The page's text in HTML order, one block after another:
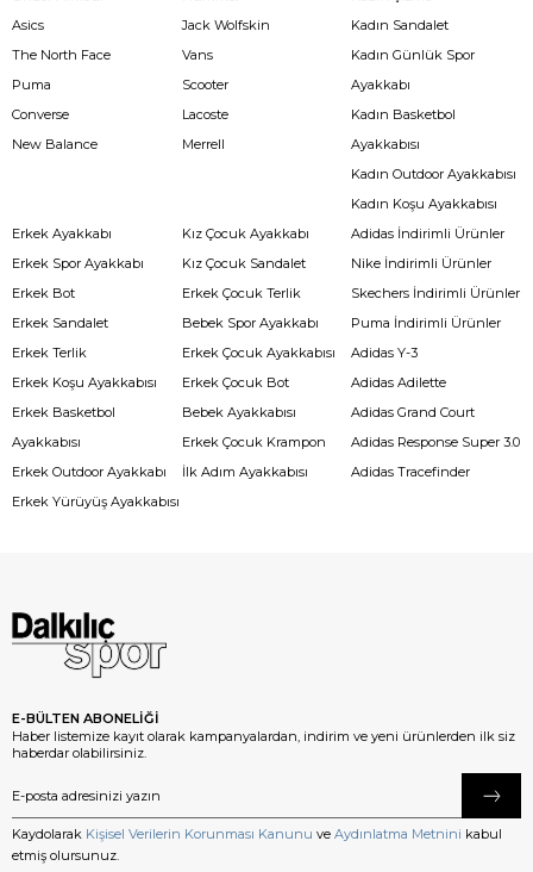
Asics
The North Face
Puma
Converse
New Balance
Jack Wolfskin
Vans
Scooter
Lacoste
Merrell
Kadın Sandalet
Kadın Günlük Spor
Ayakkabı
Kadın Basketbol
Ayakkabısı
Kadın Outdoor Ayakkabısı
Kadın Koşu Ayakkabısı
Erkek Ayakkabı
Erkek Spor Ayakkabı
Erkek Bot
Erkek Sandalet
Erkek Terlik
Erkek Koşu Ayakkabısı
Erkek Basketbol
Ayakkabısı
Erkek Outdoor Ayakkabı
Erkek Yürüyüş Ayakkabısı
Kız Çocuk Ayakkabı
Kız Çocuk Sandalet
Erkek Çocuk Terlik
Bebek Spor Ayakkabı
Erkek Çocuk Ayakkabısı
Erkek Çocuk Bot
Bebek Ayakkabısı
Erkek Çocuk Krampon
İlk Adım Ayakkabısı
Adidas İndirimli Ürünler
Nike İndirimli Ürünler
Skechers İndirimli Ürünler
Puma İndirimli Ürünler
Adidas Y-3
Adidas Adilette
Adidas Grand Court
Adidas Response Super 3.0
Adidas Tracefinder
E-BÜLTEN ABONELİĞİ
Haber listemize kayıt olarak kampanyalardan, indirim ve yeni ürünlerden ilk siz
haberdar olabilirsiniz.
Kaydolarak Kişisel Verilerin Korunması Kanunu ve Aydınlatma Metnini kabul
etmiş olursunuz.